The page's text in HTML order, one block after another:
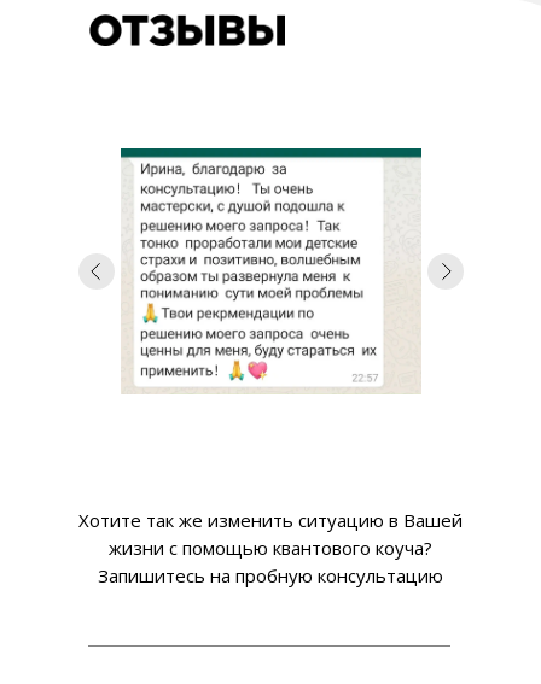
Хотите так же изменить ситуацию в Вашей
жизни с помощью квантового коуча?
Запишитесь на пробную консультацию